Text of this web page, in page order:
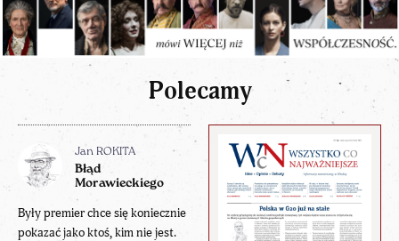
Polecamy
Jan ROKITA
Błąd
Morawieckiego
Były premier chce się koniecznie
pokazać jako ktoś, kim nie jest.